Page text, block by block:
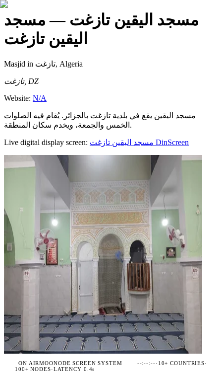
مسجد اليقين تازغت — مسجد
اليقين تازغت
Masjid in تازغت, Algeria
تازغت, DZ
Website: N/A
مسجد اليقين يقع في بلدية تازغت بالجزائر. يُقام فيه الصلوات
الخمس والجمعة، ويخدم سكان المنطقة.
Live digital display screen: مسجد اليقين تازغت DinScreen
ON AIRMOONODE SCREEN SYSTEM --:--:--· 10+ COUNTRIES·
100+ NODES·LATENCY 0.4s